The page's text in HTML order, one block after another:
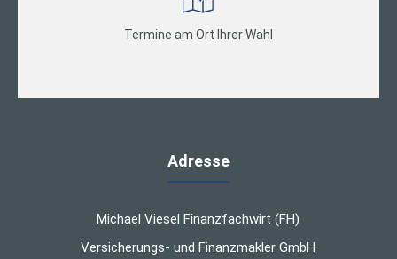
Termine am Ort Ihrer Wahl
Adresse
Michael Viesel Finanzfachwirt (FH)
Versicherungs- und Finanzmakler GmbH